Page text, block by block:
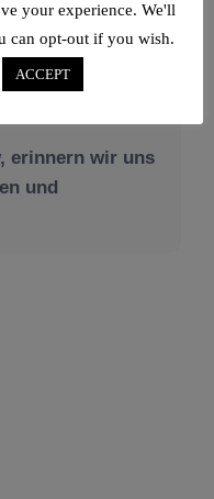
erinnern wir uns
und
your experience. We'll
can opt-out if you wish.
ACCEPT